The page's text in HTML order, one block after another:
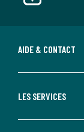
AIDE & CONTACT
LES SERVICES